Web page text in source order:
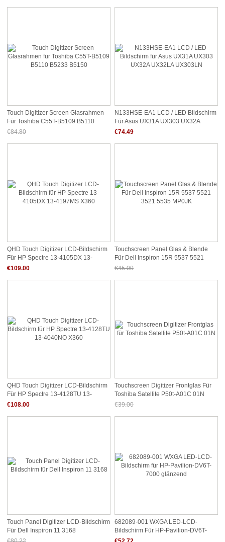
Touch Digitizer Screen Glasrahmen
Für Toshiba C55T-B5109 B5110
B5233 B5150
€84.80
N133HSE-EA1 LCD / LED Bildschirm
Für Asus UX31A UX303 UX32A
UX32LA UX303LN
€74.49
QHD Touch Digitizer LCD-Bildschirm
Für HP Spectre 13-4105DX 13-
4197MS X360
€109.00
Touchscreen Panel Glas & Blende
Für Dell Inspiron 15R 5537 5521
3521 5535 MP0JK
€45.00
QHD Touch Digitizer LCD-Bildschirm
Für HP Spectre 13-4128TU 13-
4040NO X360
€108.00
Touchscreen Digitizer Frontglas Für
Toshiba Satellite P50t-A01C 01N
€39.00
Touch Panel Digitizer LCD-Bildschirm
Für Dell Inspiron 11 3168
682089-001 WXGA LED-LCD-
Bildschirm Für HP-Pavilion-DV6T-
7000 Glänzend